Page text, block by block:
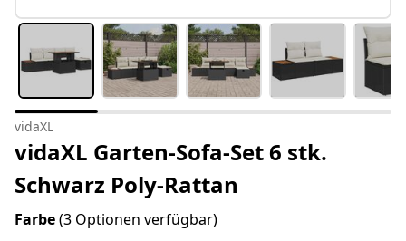
vidaXL
vidaXL Garten-Sofa-Set 6 stk.
Schwarz Poly-Rattan
Farbe(3 Optionen verfügbar)